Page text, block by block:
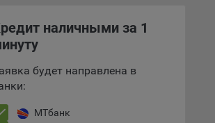
наличными за 1
будет направлена в
МТбанк